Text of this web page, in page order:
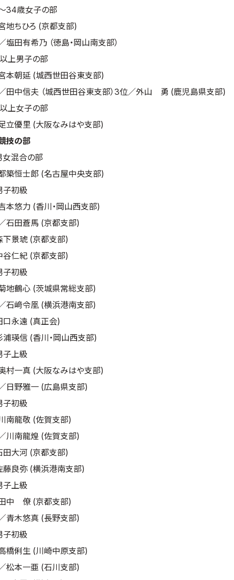
34歳女子の部
地ちひろ (京都支部)
塩田有希乃 （徳島・岡山南支部）
上男子の部
本朝延 (城西世田谷東支部)
田中信夫 （城西世田谷東支部） 3位／外山 勇 (鹿児島県支部)
上女子の部
立優里 (大阪なみはや支部)
技の部
混合の部
築恒士郎 (名古屋中央支部)
初級
本悠力 (香川・岡山西支部)
石田蒼馬 (京都支部)
下景琥 (京都支部)
谷仁紀 (京都支部)
初級
地鶴心 (茨城県常総支部)
石﨑令凰 (横浜港南支部)
口永遠 (真正会)
瑛信 (香川・岡山西支部)
上級
村一真 (大阪なみはや支部)
日野雅一 (広島県支部)
初級
南龍敬 (佐賀支部)
川南龍煌 (佐賀支部)
田大河 (京都支部)
藤良弥 (横浜港南支部)
上級
中 僚 (京都支部)
青木悠真 (長野支部)
初級
橋俐生 (川崎中原支部)
松本一亜 (石川支部)